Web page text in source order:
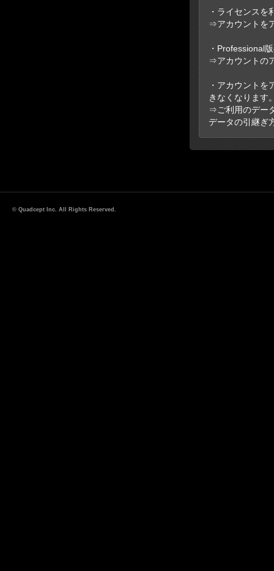
・ライセンス
⇒アカウントを
・Professional
⇒アカウントの
・アカウント
きなくなります
⇒ご利用のデー
データの引継ぎ
© Quadcept Inc. All Rights Reserved.